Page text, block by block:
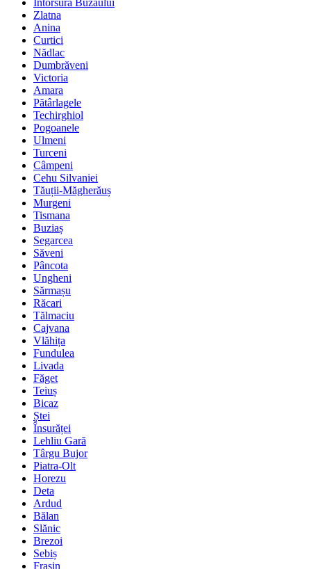
Întorsura Buzăului
Zlatna
Anina
Curtici
Nădlac
Dumbrăveni
Victoria
Amara
Pătârlagele
Techirghiol
Pogoanele
Ulmeni
Turceni
Câmpeni
Cehu Silvaniei
Tăuții-Măgherăuș
Murgeni
Tismana
Buziaș
Segarcea
Săveni
Pâncota
Ungheni
Sărmașu
Răcari
Tălmaciu
Cajvana
Vlăhița
Fundulea
Livada
Făget
Teiuș
Bicaz
Ștei
Însurăței
Lehliu Gară
Târgu Bujor
Piatra-Olt
Horezu
Deta
Ardud
Bălan
Slănic
Brezoi
Sebiș
Frasin